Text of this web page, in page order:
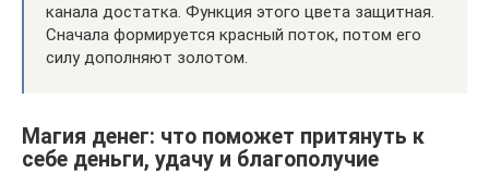
канала достатка. Функция этого цвета защитная.
Сначала формируется красный поток, потом его
силу дополняют золотом.
Магия денег: что поможет притянуть к
себе деньги, удачу и благополучие